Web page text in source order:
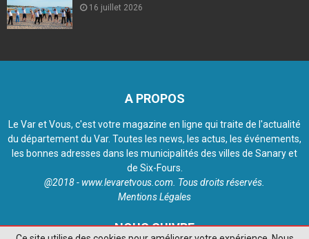
16 juillet 2026
A PROPOS
Le Var et Vous, c'est votre magazine en ligne qui traite de l'actualité
du département du Var. Toutes les news, les actus, les événements,
les bonnes adresses dans les municipalités des villes de Sanary et
de Six-Fours.
@2018 - www.levaretvous.com. Tous droits réservés.
Mentions Légales
NOUS SUIVRE